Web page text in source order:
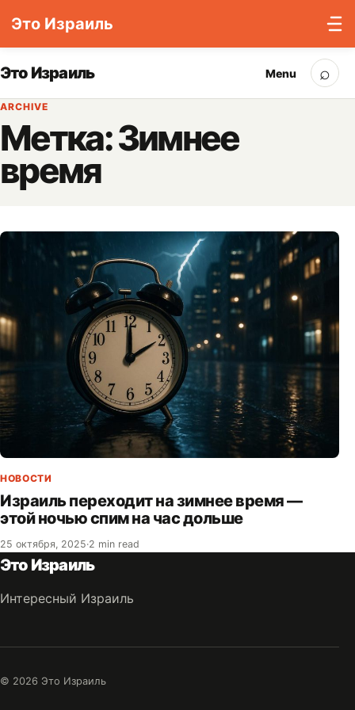
Это Израиль
Это Израиль Menu ⌕
ARCHIVE
Метка:Зимнее
время
НОВОСТИ
Израиль переходит на зимнее время —
этой ночью спим на час дольше
25 октября, 2025·2 min read
Это Израиль
Интересный Израиль
© 2026 Это Израиль